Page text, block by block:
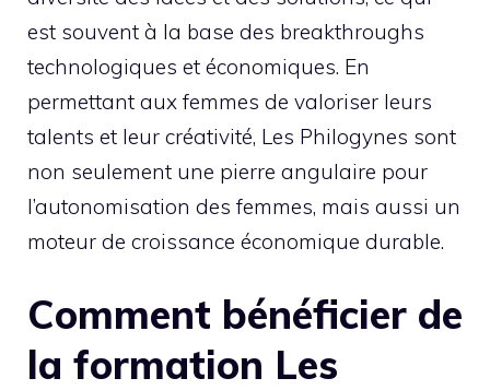
est souvent à la base des breakthroughs
technologiques et économiques. En
permettant aux femmes de valoriser leurs
talents et leur créativité, Les Philogynes sont
non seulement une pierre angulaire pour
l’autonomisation des femmes, mais aussi un
moteur de croissance économique durable.
Comment bénéficier de
la formation Les